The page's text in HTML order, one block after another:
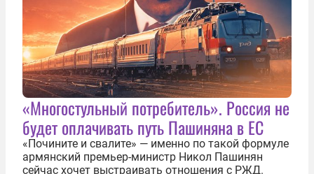
«Многостульный потребитель». Россия не
будет оплачивать путь Пашиняна в ЕС
«Почините и свалите» — именно по такой формуле
армянский премьер-министр Никол Пашинян
сейчас хочет выстраивать отношения с РЖД.